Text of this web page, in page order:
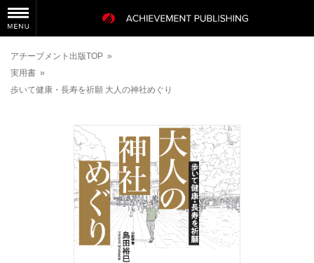
アチーブメント出版TOP »
実用書 »
歩いて健康・長寿を祈願 大人の神社めぐり